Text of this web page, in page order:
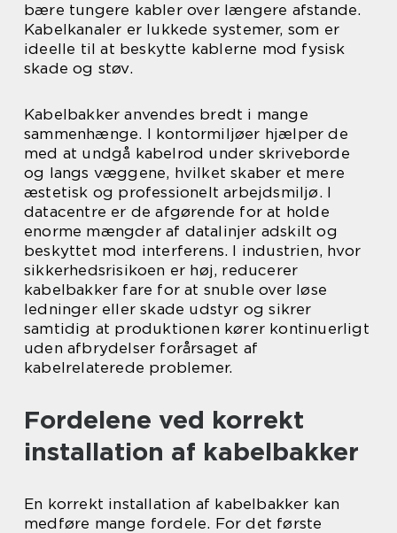
bære tungere kabler over længere afstande.
Kabelkanaler er lukkede systemer, som er
ideelle til at beskytte kablerne mod fysisk
skade og støv.
Kabelbakker anvendes bredt i mange
sammenhænge. I kontormiljøer hjælper de
med at undgå kabelrod under skriveborde
og langs væggene, hvilket skaber et mere
æstetisk og professionelt arbejdsmiljø. I
datacentre er de afgørende for at holde
enorme mængder af datalinjer adskilt og
beskyttet mod interferens. I industrien, hvor
sikkerhedsrisikoen er høj, reducerer
kabelbakker fare for at snuble over løse
ledninger eller skade udstyr og sikrer
samtidig at produktionen kører kontinuerligt
uden afbrydelser forårsaget af
kabelrelaterede problemer.
Fordelene ved korrekt
installation af kabelbakker
En korrekt installation af kabelbakker kan
medføre mange fordele. For det første